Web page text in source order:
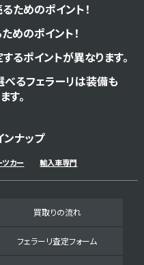
ためのポイント！
めのポイント！
るポイントが異なります。
るフェラーリは装備も
す。
ナップ
ツカー 輸入車専門
買取りの流れ
フェラーリ査定フォーム